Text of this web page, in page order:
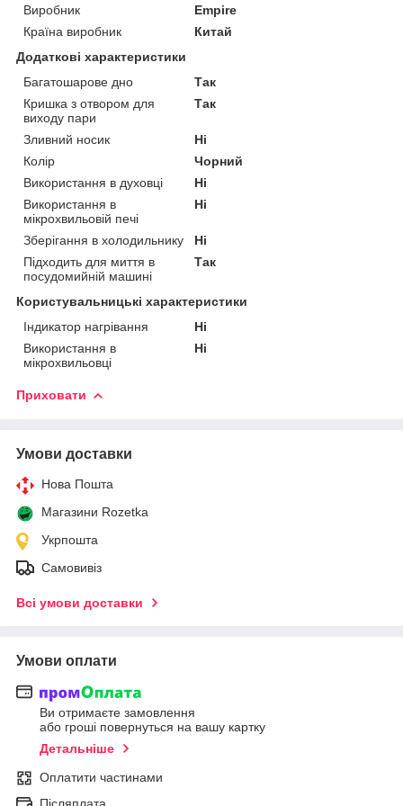
Виробник
Empire
Країна виробник
Китай
Додаткові характеристики
Багатошарове дно
Так
Кришка з отвором для
виходу пари
Так
Зливний носик
Ні
Колір
Чорний
Використання в духовці
Ні
Використання в
мікрохвильовій печі
Ні
Зберігання в холодильнику
Ні
Підходить для миття в
посудомийній машині
Так
Користувальницькі характеристики
Індикатор нагрівання
Ні
Використання в
мікрохвильовці
Ні
Приховати
Умови доставки
Нова Пошта
Магазини Rozetka
Укрпошта
Самовивіз
Всі умови доставки
Умови оплати
Ви отримаєте замовлення
або гроші повернуться на вашу картку
Детальніше
Оплатити частинами